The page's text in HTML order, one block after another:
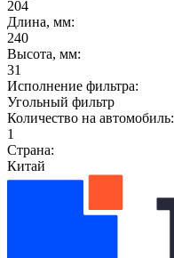
204
Длина, мм:
240
Высота, мм:
31
Исполнение фильтра:
Угольный фильтр
Количество на автомобиль:
1
Страна:
Китай